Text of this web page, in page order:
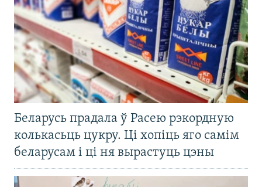
Беларусь прадала ў Расею рэкордную
колькасьць цукру. Ці хопіць яго самім
беларусам і ці ня вырастуць цэны